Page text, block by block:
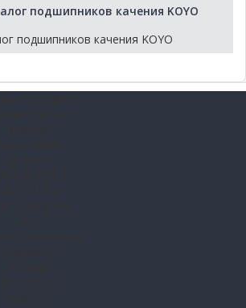
подшипников качения KOYO